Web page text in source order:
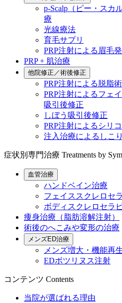
p-Scalp（ピー・スカ
療
光線療法
育毛サプリ
PRP注射による眉毛
PRP + 肌治療
他院修正／術後修正
PRP注射による脱脂
PRP注射によるフェ
吸引後修正
しぼう吸引後修正
PRP注射によるシリ
注入治療によるしこ
症状別専門治療 Treatments by
血管治療
ハンドベイン治療
フェイススクレロセ
ボディスクレロセラ
痩身治療（脂肪溶解注射）
術後のへこみや変形の治療
メンズED治療
メンズ増大・機能再
EDボツリヌス注射
コンテンツ Contents
当院が選ばれる理由